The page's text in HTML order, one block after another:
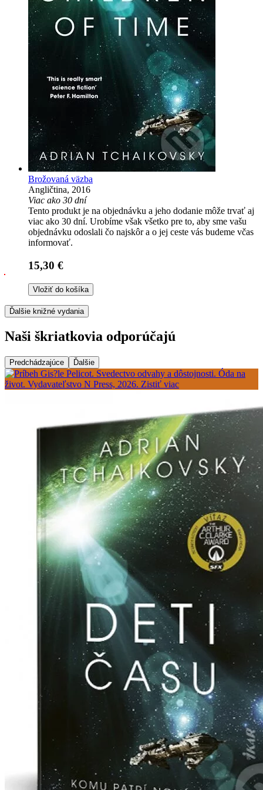
Brožovaná väzba
Angličtina, 2016
Viac ako 30 dní
Tento produkt je na objednávku a jeho dodanie môže trvať aj
viac ako 30 dní. Urobíme však všetko pre to, aby sme vašu
objednávku odoslali čo najskôr a o jej ceste vás budeme včas
informovať.
15,30 €
Vložiť do košíka
Ďalšie knižné vydania
Naši škriatkovia odporúčajú
Predchádzajúce Ďalšie